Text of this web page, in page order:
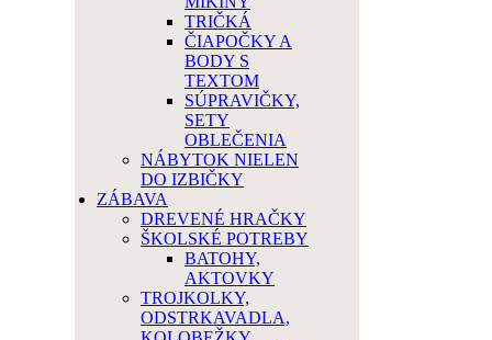
TRIČKÁ
ČIAPOČKY A
BODY S
TEXTOM
SÚPRAVIČKY,
SETY
OBLEČENIA
NÁBYTOK NIELEN
DO IZBIČKY
ZÁBAVA
DREVENÉ HRAČKY
ŠKOLSKÉ POTREBY
BATOHY,
AKTOVKY
TROJKOLKY,
ODSTRKAVADLA,